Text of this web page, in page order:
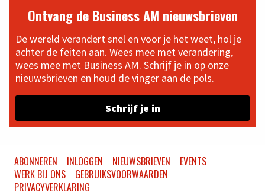
Ontvang de Business AM nieuwsbrieven
De wereld verandert snel en voor je het weet, hol je
achter de feiten aan. Wees mee met verandering,
wees mee met Business AM. Schrijf je in op onze
nieuwsbrieven en houd de vinger aan de pols.
Schrijf je in
ABONNEREN INLOGGEN NIEUWSBRIEVEN
EVENTS
WERK BIJ ONS
GEBRUIKSVOORWAARDEN
PRIVACYVERKLARING